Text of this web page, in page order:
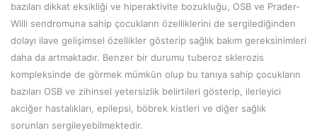
bazıları dikkat eksikliği ve hiperaktivite bozukluğu, OSB ve Prader-
Willi sendromuna sahip çocukların özelliklerini de sergilediğinden
dolayı ilave gelişimsel özellikler gösterip sağlık bakım gereksinimleri
daha da artmaktadır. Benzer bir durumu tuberoz sklerozis
kompleksinde de görmek mümkün olup bu tanıya sahip çocukların
bazıları OSB ve zihinsel yetersizlik belirtileri gösterip, ilerleyici
akciğer hastalıkları, epilepsi, böbrek kistleri ve diğer sağlık
sorunları sergileyebilmektedir.